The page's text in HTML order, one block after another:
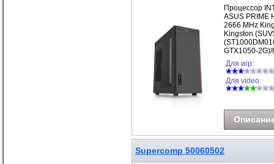
Процессор
ASUS PRIME
2666 MHz
Kingston
GTX1050-
Для игр:
Для video:
Supercomp 50060502